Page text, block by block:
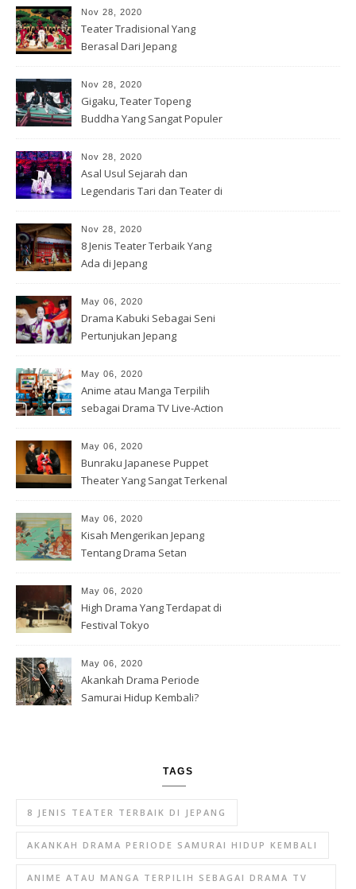
Nov 28, 2020
Teater Tradisional Yang
Berasal Dari Jepang
Nov 28, 2020
Gigaku, Teater Topeng
Buddha Yang Sangat Populer
Nov 28, 2020
Asal Usul Sejarah dan
Legendaris Tari dan Teater di
Nov 28, 2020
8 Jenis Teater Terbaik Yang
Ada di Jepang
May 06, 2020
Drama Kabuki Sebagai Seni
Pertunjukan Jepang
May 06, 2020
Anime atau Manga Terpilih
sebagai Drama TV Live-Action
May 06, 2020
Bunraku Japanese Puppet
Theater Yang Sangat Terkenal
May 06, 2020
Kisah Mengerikan Jepang
Tentang Drama Setan
May 06, 2020
High Drama Yang Terdapat di
Festival Tokyo
May 06, 2020
Akankah Drama Periode
Samurai Hidup Kembali?
TAGS
8 JENIS TEATER TERBAIK DI JEPANG
AKANKAH DRAMA PERIODE SAMURAI HIDUP KEMBALI
ANIME ATAU MANGA TERPILIH SEBAGAI DRAMA TV